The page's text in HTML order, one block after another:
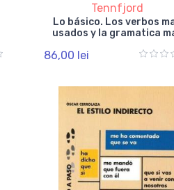
Tennfjord
Lo básico. Los verbos
usados y la gramatica
86,00 lei